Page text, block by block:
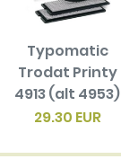
Typomatic
Trodat Printy
4913 (alt 4953)
29.30 EUR